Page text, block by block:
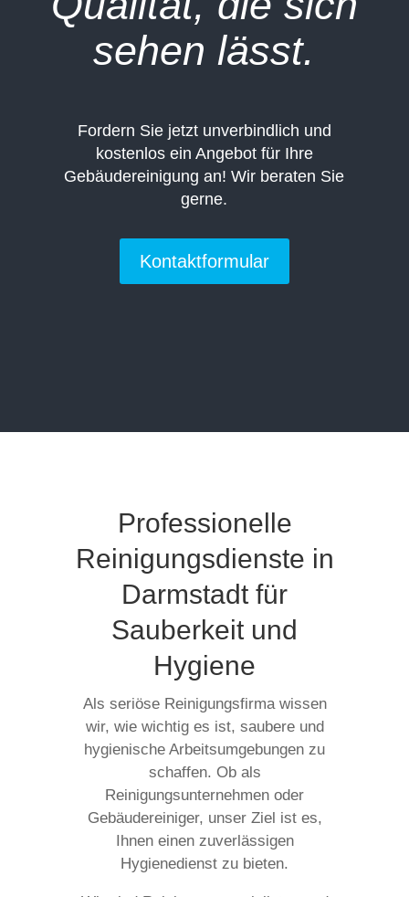
sehen lässt.
Fordern Sie jetzt unverbindlich und
kostenlos ein Angebot für Ihre
Gebäudereinigung an! Wir beraten Sie
gerne.
Kontaktformular
Professionelle
Reinigungsdienste in
Darmstadt für
Sauberkeit und
Hygiene
Als seriöse Reinigungsfirma wissen
wir, wie wichtig es ist, saubere und
hygienische Arbeitsumgebungen zu
schaffen. Ob als
Reinigungsunternehmen oder
Gebäudereiniger, unser Ziel ist es,
Ihnen einen zuverlässigen
Hygienedienst zu bieten.